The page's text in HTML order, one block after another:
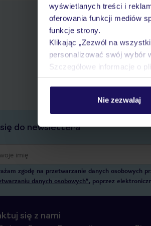
wyświetlanych treści i
oferowania funkcji mediów
funkcje strony.
Klikając „Zezwól na
personalizować swój wybór
Szczegółowe informacje o
Nie zezwalaj
do newslettera
zgodę na przetwarzanie danych osobowych
danych osobowych”, poprzez
się z nami